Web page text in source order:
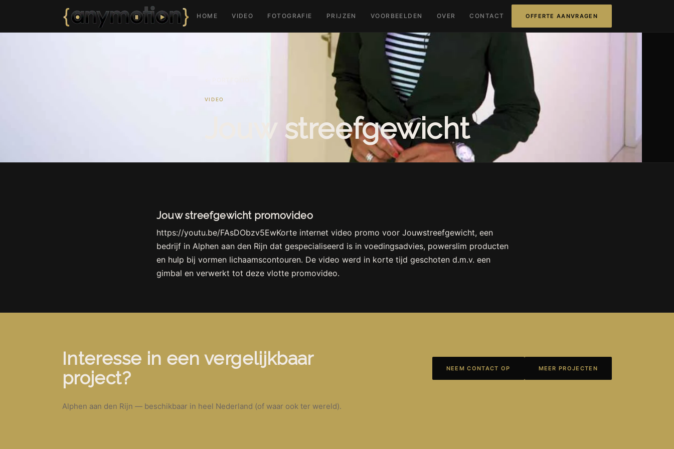
HOME VIDEO FOTOGRAFIE PRIJZEN VOORBEELDEN OVER CONTACT OFFERTE AANVRAGEN
VIDEO
Jouw streefgewicht
Jouw streefgewicht promovideo
https://youtu.be/FAsDObzv5EwKorte internet video promo voor Jouwstreefgewicht, een
bedrijf in Alphen aan den Rijn dat gespecialiseerd is in voedingsadvies, powerslim producten
en hulp bij vormen lichaamscontouren. De video werd in korte tijd geschoten d.m.v. een
gimbal en verwerkt tot deze vlotte promovideo.
Interesse in een vergelijkbaar
project?
NEEM CONTACT OP MEER PROJECTEN
Alphen aan den Rijn — beschikbaar in heel Nederland (of waar ook ter wereld).